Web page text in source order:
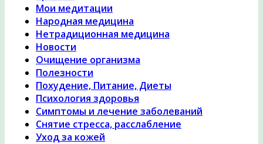
Мои медитации
Народная медицина
Нетрадиционная медицина
Новости
Очищение организма
Полезности
Похудение, Питание, Диеты
Психология здоровья
Симптомы и лечение заболеваний
Снятие стресса, расслабление
Уход за кожей